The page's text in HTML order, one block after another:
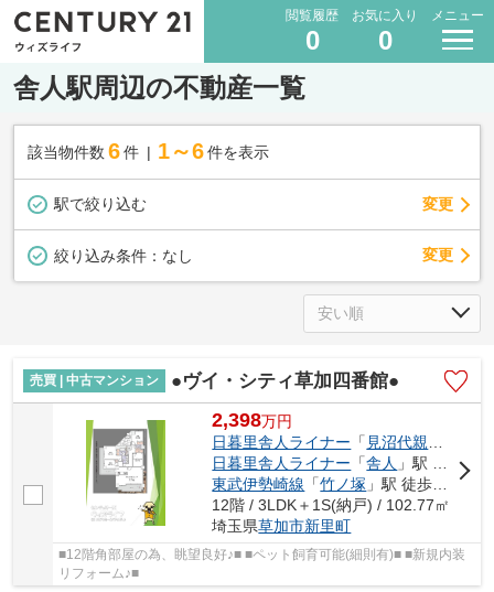
閲覧履歴
0
お気に入り
0
メニュー
舎人駅周辺の不動産一覧
該当物件数 6件 1～6 件を表示
駅で絞り込む 変更
絞り込み条件： なし 変更
売買 | 中古マンション ●ヴイ・シティ草加四番館●
2,398万円
日暮里舎人ライナー 「 見沼代親水公園
日暮里舎人ライナー 「舎人 」駅 徒歩21分
東武伊勢崎線 「竹ノ塚 」駅 徒歩30分
12階 / 3LDK＋1S(納戸) / 102.77㎡
埼玉県草加市新里町
■12階角部屋の為、眺望良好♪■ ■ペット飼育可能(細則有)■ ■新規内装
リフォーム♪■